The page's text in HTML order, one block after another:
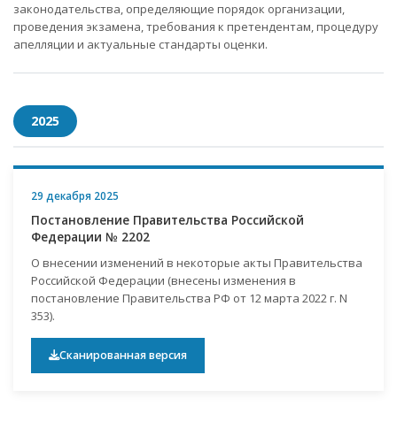
законодательства, определяющие порядок организации,
проведения экзамена, требования к претендентам, процедуру
апелляции и актуальные стандарты оценки.
2025
29 декабря 2025
Постановление Правительства Российской
Федерации № 2202
О внесении изменений в некоторые акты Правительства
Российской Федерации (внесены изменения в
постановление Правительства РФ от 12 марта 2022 г. N
353).
Сканированная версия